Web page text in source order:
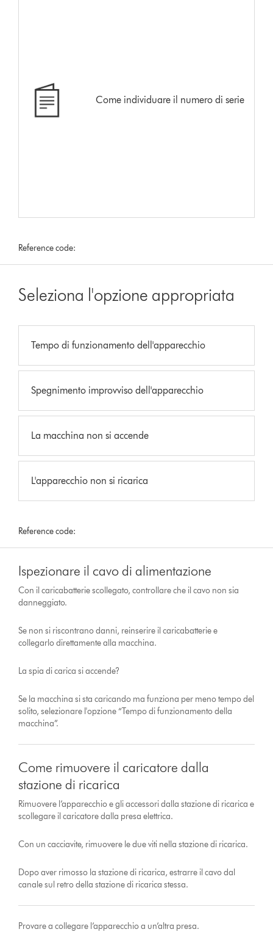
Come individuare il numero di serie
Reference code:
Seleziona l'opzione appropriata
Tempo di funzionamento dell'apparecchio
Spegnimento improvviso dell'apparecchio
La macchina non si accende
L'apparecchio non si ricarica
Reference code:
Ispezionare il cavo di alimentazione
Con il caricabatterie scollegato, controllare che il cavo non sia
danneggiato.
Se non si riscontrano danni, reinserire il caricabatterie e
collegarlo direttamente alla macchina.
La spia di carica si accende?
Se la macchina si sta caricando ma funziona per meno tempo del
solito, selezionare l'opzione “Tempo di funzionamento della
macchina”.
Come rimuovere il caricatore dalla
stazione di ricarica
Rimuovere l’apparecchio e gli accessori dalla stazione di ricarica e
scollegare il caricatore dalla presa elettrica.
Con un cacciavite, rimuovere le due viti nella stazione di ricarica.
Dopo aver rimosso la stazione di ricarica, estrarre il cavo dal
canale sul retro della stazione di ricarica stessa.
Provare a collegare l’apparecchio a un’altra presa.